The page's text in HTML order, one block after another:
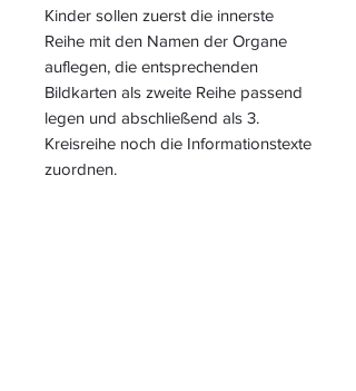
Kinder sollen zuerst die innerste
Reihe mit den Namen der Organe
auflegen, die entsprechenden
Bildkarten als zweite Reihe passend
legen und abschließend als 3.
Kreisreihe noch die Informationstexte
zuordnen.